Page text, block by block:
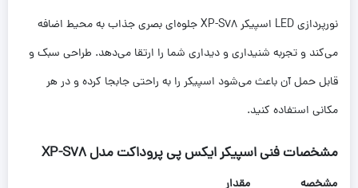
نورپردازی LED اسپیکر XP-S78 جلوه‌ای بصری جذاب به محیط اضافه
می‌کند و تجربه شنیداری و دیداری شما را ارتقا می‌دهد. طراحی سبک و
قابل حمل آن باعث می‌شود اسپیکر را به راحتی جابجا کرده و در هر
مکانی استفاده کنید.
مشخصات فنی اسپیکر ایکس پی پروداکت مدل